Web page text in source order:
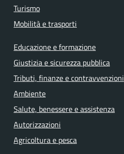
Turismo
Mobilità e trasporti
Educazione e formazione
Giustizia e sicurezza pubblica
Tributi, finanze e contravvenzioni
Ambiente
Salute, benessere e assistenza
Autorizzazioni
Agricoltura e pesca